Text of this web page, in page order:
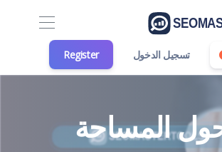
تسجيل الدخول Register
المساحة